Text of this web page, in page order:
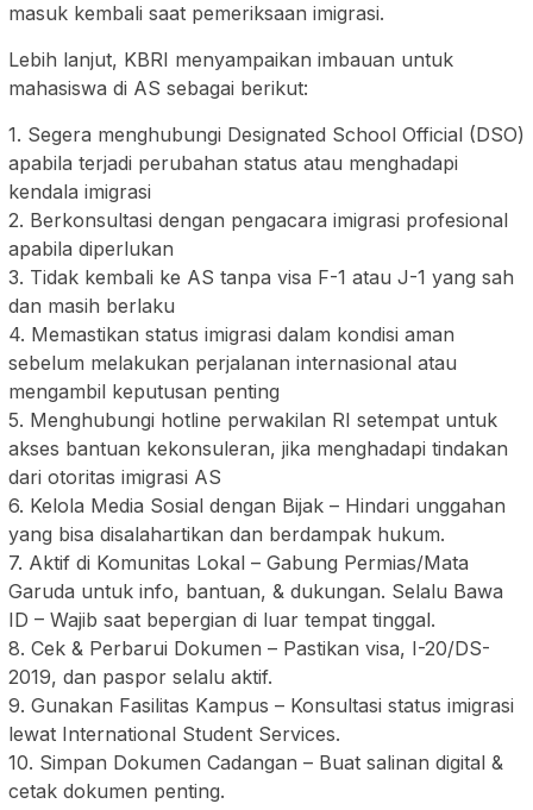
masuk kembali saat pemeriksaan imigrasi.
Lebih lanjut, KBRI menyampaikan imbauan untuk
mahasiswa di AS sebagai berikut:
1. Segera menghubungi Designated School Official (DSO)
apabila terjadi perubahan status atau menghadapi
kendala imigrasi
2. Berkonsultasi dengan pengacara imigrasi profesional
apabila diperlukan
3. Tidak kembali ke AS tanpa visa F-1 atau J-1 yang sah
dan masih berlaku
4. Memastikan status imigrasi dalam kondisi aman
sebelum melakukan perjalanan internasional atau
mengambil keputusan penting
5. Menghubungi hotline perwakilan RI setempat untuk
akses bantuan kekonsuleran, jika menghadapi tindakan
dari otoritas imigrasi AS
6. Kelola Media Sosial dengan Bijak – Hindari unggahan
yang bisa disalahartikan dan berdampak hukum.
7. Aktif di Komunitas Lokal – Gabung Permias/Mata
Garuda untuk info, bantuan, & dukungan. Selalu Bawa
ID – Wajib saat bepergian di luar tempat tinggal.
8. Cek & Perbarui Dokumen – Pastikan visa, I-20/DS-
2019, dan paspor selalu aktif.
9. Gunakan Fasilitas Kampus – Konsultasi status imigrasi
lewat International Student Services.
10. Simpan Dokumen Cadangan – Buat salinan digital &
cetak dokumen penting.